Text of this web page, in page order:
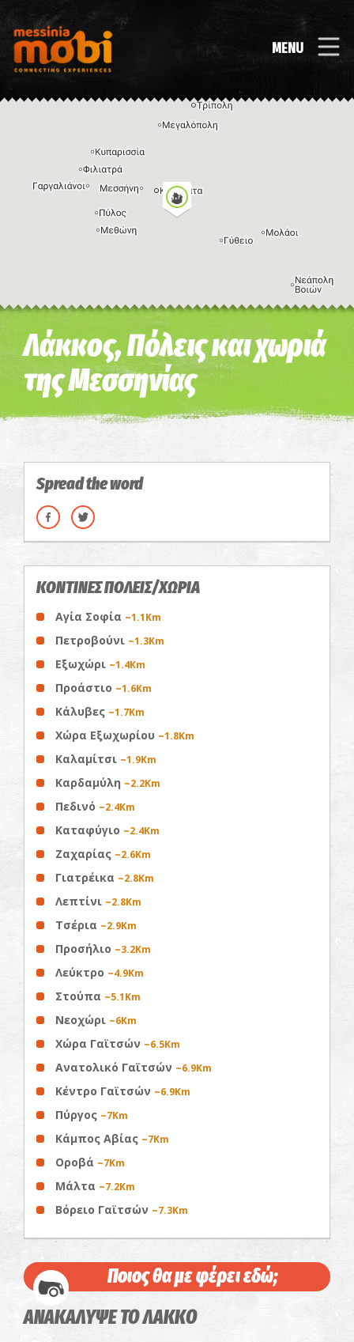
MENU
Η εικόνα ενδέχεται να υπόκειται σε πνευματικά δικαιώματα Όροι
Λάκκος, Πόλεις και χωριά
της Μεσσηνίας
Spread the word
ΚΟΝΤΙΝΕΣ ΠΟΛΕΙΣ/ΧΩΡΙΑ
Αγία Σοφία ~1.1Km
Πετροβούνι ~1.3Km
Εξωχώρι ~1.4Km
Προάστιο ~1.6Km
Κάλυβες ~1.7Km
Χώρα Εξωχωρίου ~1.8Km
Καλαμίτσι ~1.9Km
Καρδαμύλη ~2.2Km
Πεδινό ~2.4Km
Καταφύγιο ~2.4Km
Ζαχαρίας ~2.6Km
Γιατρέικα ~2.8Km
Λεπτίνι ~2.8Km
Τσέρια ~2.9Km
Προσήλιο ~3.2Km
Λεύκτρο ~4.9Km
Στούπα ~5.1Km
Νεοχώρι ~6Km
Χώρα Γαϊτσών ~6.5Km
Ανατολικό Γαϊτσών ~6.9Km
Κέντρο Γαϊτσών ~6.9Km
Πύργος ~7Km
Κάμπος Αβίας ~7Km
Οροβά ~7Km
Μάλτα ~7.2Km
Βόρειο Γαϊτσών ~7.3Km
Ποιος θα με φέρει εδώ;
ΑΝΑΚΑΛΥΨΕ ΤΟ ΛΑΚΚΟ